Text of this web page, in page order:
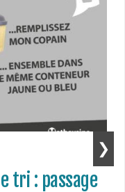
tri : passage
❯